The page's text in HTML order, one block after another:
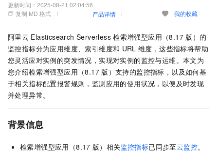
更新时间： 2025-08-21 02:04:56
复制 MD 格式
产品详情 我的收藏
阿里云 Elasticsearch Serverless 检索增强型应用（8.17 版）的
监控指标分为应用维度、索引维度和 URL 维度，这些指标将帮助
您灵活应对实例的突发情况，实现对实例的监控与运维。本文为
您介绍检索增强型应用（8.17 版）支持的监控指标，以及如何基
于相关指标配置报警规则，监测应用的使用状况，以便及时发现
并处理异常。
背景信息
检索增强型应用（8.17 版）相关监控指标已同步至云监控。